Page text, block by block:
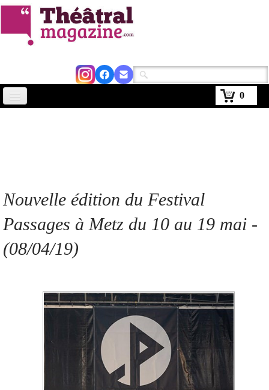
0
▼
Se connecter
Nouvelle édition du Festival
Passages à Metz du 10 au 19 mai -
(08/04/19)